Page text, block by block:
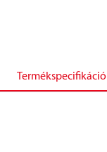
Termékspecifikáció